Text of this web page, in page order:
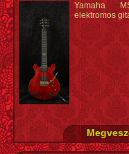
Yamaha
elektromos